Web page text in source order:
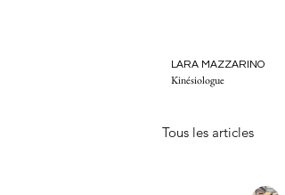
LARA MAZZARINO
Kinésiologue
Tous les articles